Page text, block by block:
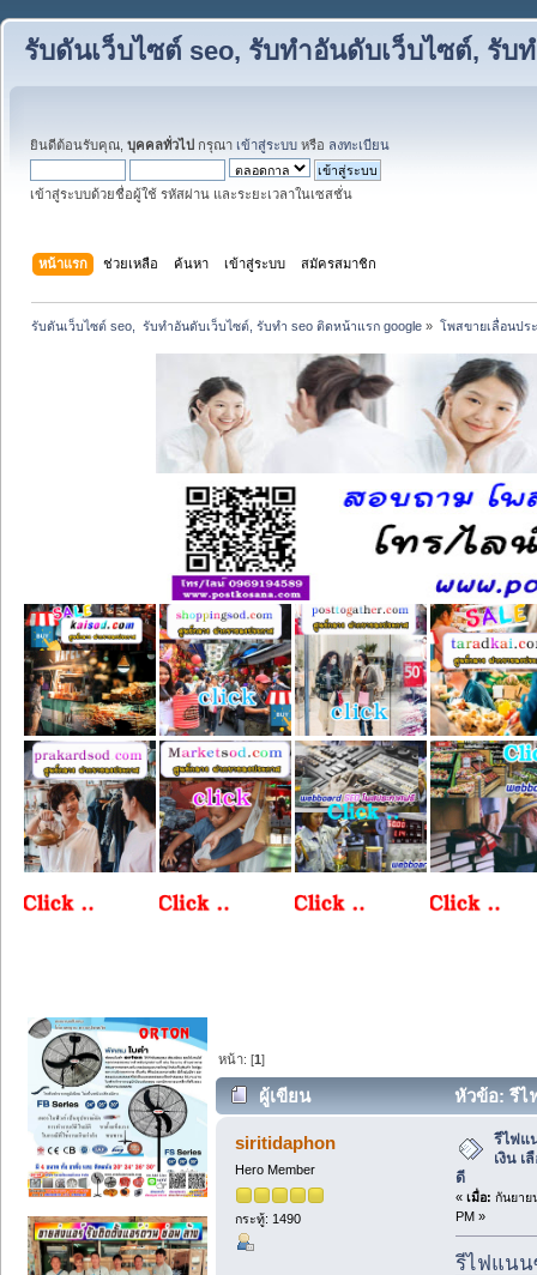
รับดันเว็บไซต์ seo, รับทำอันดับเว็บไซต์, รับ
ยินดีต้อนรับคุณ, บุคคลทั่วไป กรุณา เข้าสู่ระบบ หรือ ลงทะเบียน
เข้าสู่ระบบด้วยชื่อผู้ใช้ รหัสผ่าน และระยะเวลาในเซสชั่น
หน้าแรก ช่วยเหลือ ค้นหา เข้าสู่ระบบ สมัครสมาชิก
รับดันเว็บไซต์ seo,  รับทำอันดับเว็บไซต์, รับทำ seo ติดหน้าแรก google » โพสขายเลื่อนปร
หน้า: [1]
ผู้เขียน
หัวข้อ: รีไ
แบงก์ไหนดี (อ่าน 7044 ครั้ง)
siritidaphon
Hero Member
กระทู้: 1490
รีไฟแ
เงิน เ
ดี
« เมื่อ: กันยาย
PM »
รีไฟแนน